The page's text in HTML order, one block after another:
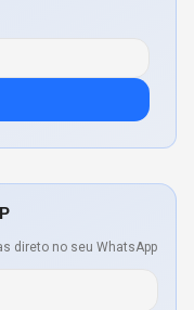
direto no seu WhatsApp